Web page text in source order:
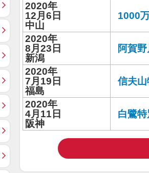
2020年
12月6日
中山
1000
2020年
8月23日
新潟
阿賀
2020年
7月19日
福島
信夫山
2020年
4月11日
阪神
白鷺特